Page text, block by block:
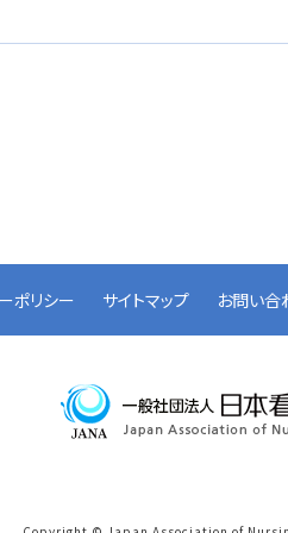
ポリシー サイトマップ お問い合